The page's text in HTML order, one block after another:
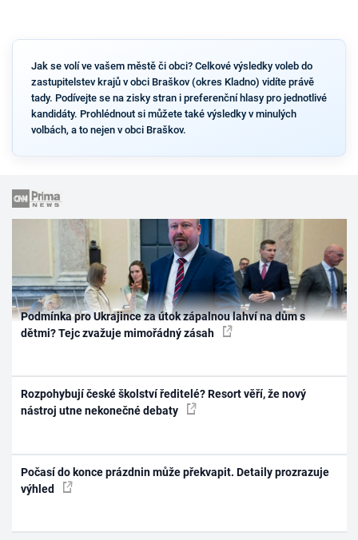
Jak se volí ve vašem městě či obci? Celkové výsledky voleb do
zastupitelstev krajů v obci Braškov (okres Kladno) vidíte právě
tady. Podívejte se na zisky stran i preferenční hlasy pro jednotlivé
kandidáty. Prohlédnout si můžete také výsledky v minulých
volbách, a to nejen v obci Braškov.
Podmínka pro Ukrajince za útok zápalnou lahví na dům s
dětmi? Tejc zvažuje mimořádný zásah
Rozpohybují české školství ředitelé? Resort věří, že nový
nástroj utne nekonečné debaty
Počasí do konce prázdnin může překvapit. Detaily prozrazuje
výhled